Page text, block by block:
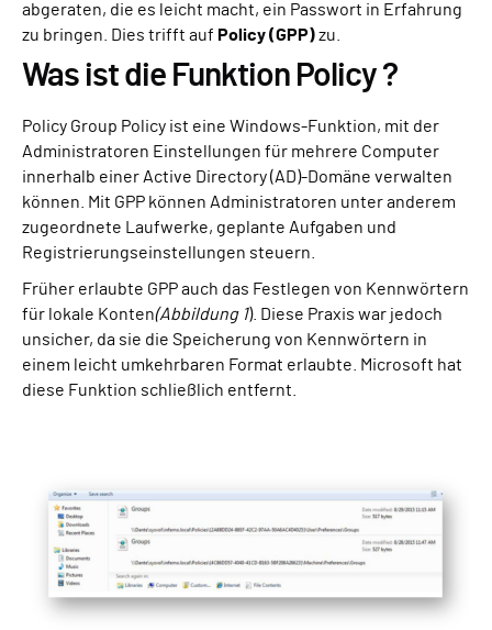
abgeraten, die es leicht macht, ein Passwort in Erfahrung
zu bringen. Dies trifft auf Policy (GPP)zu.
Was ist die Funktion Policy ?
Policy Group Policy ist eine Windows-Funktion, mit der
Administratoren Einstellungen für mehrere Computer
innerhalb einer Active Directory (AD)-Domäne verwalten
können. Mit GPP können Administratoren unter anderem
zugeordnete Laufwerke, geplante Aufgaben und
Registrierungseinstellungen steuern.
Früher erlaubte GPP auch das Festlegen von Kennwörtern
für lokale Konten(Abbildung 1). Diese Praxis war jedoch
unsicher, da sie die Speicherung von Kennwörtern in
einem leicht umkehrbaren Format erlaubte. Microsoft hat
diese Funktion schließlich entfernt.